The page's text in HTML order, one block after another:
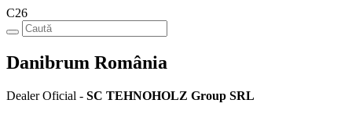
C26
Danibrum România
Dealer Oficial - SC TEHNOHOLZ Group SRL